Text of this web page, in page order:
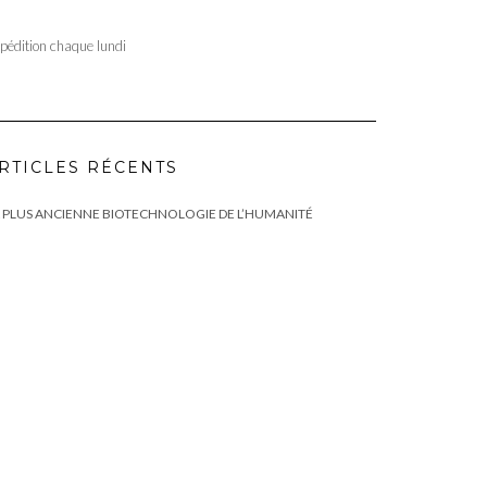
chaque lundi
RÉCENTS
PLUS ANCIENNE BIOTECHNOLOGIE DE L’HUMANITÉ